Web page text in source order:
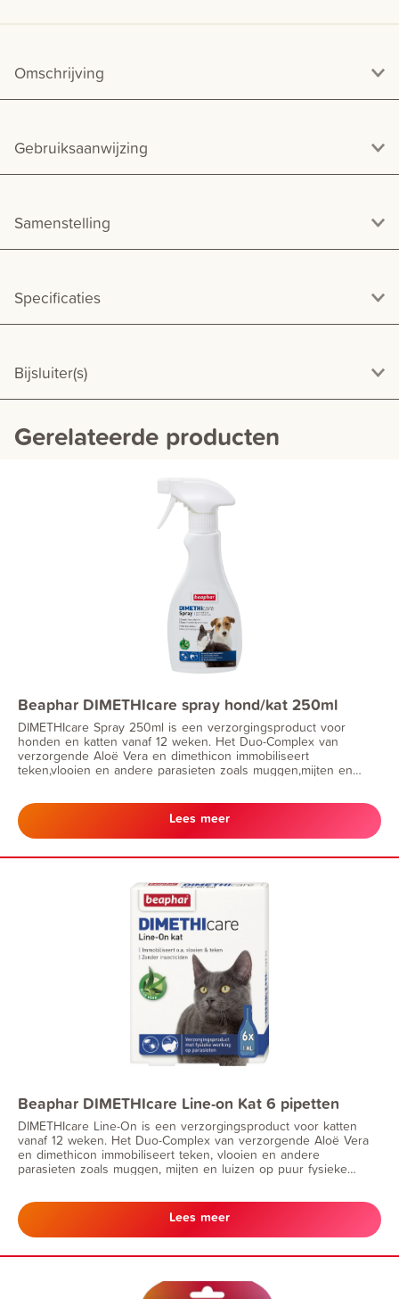
Omschrijving
Gebruiksaanwijzing
Samenstelling
Specificaties
Bijsluiter(s)
Gerelateerde producten
Beaphar DIMETHIcare spray hond/kat 250ml
DIMETHIcare Spray 250ml is een verzorgingsproduct voor
honden en katten vanaf 12 weken. Het Duo-Complex van
verzorgende Aloë Vera en dimethicon immobiliseert
teken,vlooien en andere parasieten zoals muggen,mijten en
Lees meer
Beaphar DIMETHIcare Line-on Kat 6 pipetten
DIMETHIcare Line-On is een verzorgingsproduct voor katten
vanaf 12 weken. Het Duo-Complex van verzorgende Aloë Vera
en dimethicon immobiliseert teken, vlooien en andere
parasieten zoals muggen, mijten en luizen op puur fysieke
Lees meer